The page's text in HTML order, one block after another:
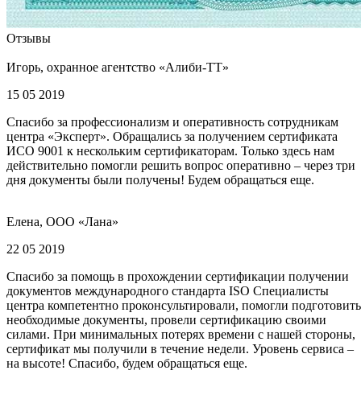
Отзывы
Игорь, охранное агентство «Алиби-ТТ»
15 05 2019
Спасибо за профессионализм и оперативность сотрудникам
центра «Эксперт». Обращались за получением сертификата
ИСО 9001 к нескольким сертификаторам. Только здесь нам
действительно помогли решить вопрос оперативно – через три
дня документы были получены! Будем обращаться еще.
Елена, ООО «Лана»
22 05 2019
Спасибо за помощь в прохождении сертификации получении
документов международного стандарта ISO Специалисты
центра компетентно проконсультировали, помогли подготовить
необходимые документы, провели сертификацию своими
силами. При минимальных потерях времени с нашей стороны,
сертификат мы получили в течение недели. Уровень сервиса –
на высоте! Спасибо, будем обращаться еще.